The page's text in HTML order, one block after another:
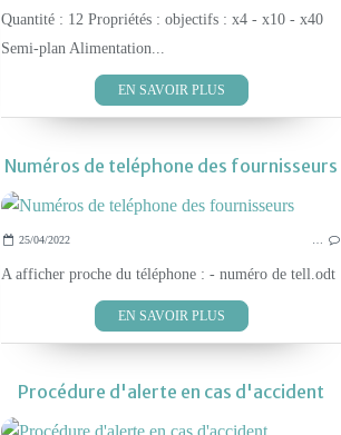
Quantité : 12 Propriétés : objectifs : x4 - x10 - x40
Semi-plan Alimentation...
EN SAVOIR PLUS
LES TP SVT 2019
Numéros de teléphone des fournisseurs
25/04/2022
A afficher proche du téléphone : - numéro de tell.odt
EN SAVOIR PLUS
Procédure d'alerte en cas d'accident